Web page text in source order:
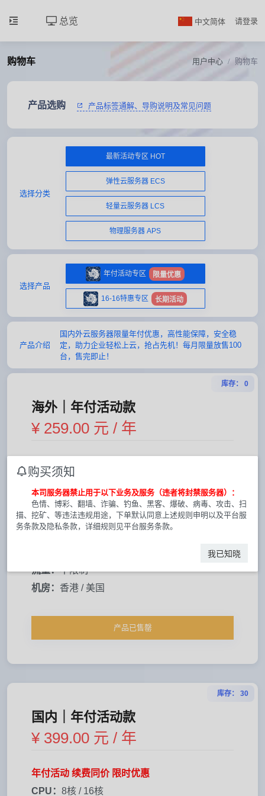
总览 中文简体 请登录
购物车 用户中心 购物车
产品选购 产品标签通解、导购说明及常见问题
选择分类
最新活动专区 HOT
弹性云服务器 ECS
轻量云服务器 LCS
物理服务器 APS
选择产品
年付活动专区 限量优惠
16-16特惠专区 长期活动
产品介绍
国内外云服务器限量年付优惠，高性能保障，安全稳
定，助力企业轻松上云，抢占先机！每月限量放售100
台，售完即止！
库存： 0
海外｜年付活动款
¥ 259.00 元 / 年
年付活动 续费同价 限时优惠
内存：8G / 16G
IPv4：独享1个
流量：不限制
机房： 香港 / 美国
产品已售罄
库存： 30
国内｜年付活动款
¥ 399.00 元 / 年
年付活动 续费同价 限时优惠
CPU： 8核 / 16核
购买须知
本司服务器禁止用于以下业务及服务（违者将封禁服务器）：
色情、博彩、翻墙、诈骗、钓鱼、黑客、爆破、病毒、攻击、扫
描、挖矿、等违法违规用途，下单默认同意上述规则申明以及平台服
务条款及隐私条款，详细规则见平台服务条款。
我已知晓